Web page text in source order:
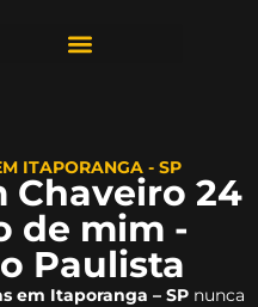
ITAPORANGA - SP
Chaveiro 24
de mim -
Paulista
em Itaporanga – SPnunca